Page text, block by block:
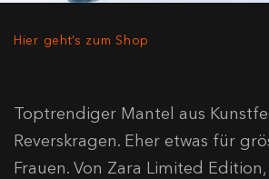
Hier geht’s zum Shop
Toptrendiger Mantel aus
Reverskragen. Eher etwas für
Frauen. Von Zara Limited Edition,